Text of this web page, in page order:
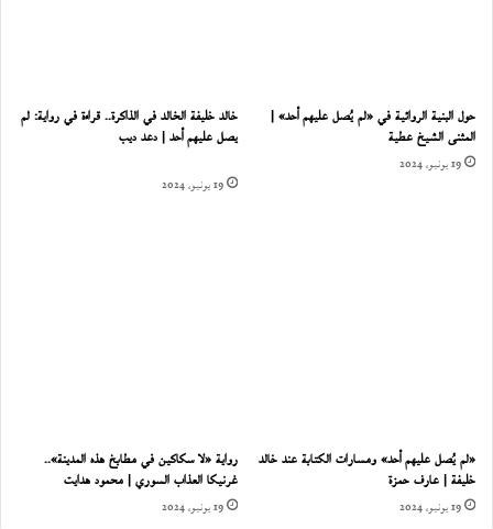
حول البنية الروائية في «لم يُصل عليهم أحد» |
المثنى الشيخ عطية
19 يونيو، 2024
خالد خليفة الخالد في الذاكرة.. قراءة في رواية: لم
يصل عليهم أحد | دعد ديب
19 يونيو، 2024
«لم يُصل عليهم أحد» ومسارات الكتابة عند خالد
خليفة | عارف حمزة
19 يونيو، 2024
رواية «لا سكاكين في مطابخ هذه المدينة»..
غرنيكا العذاب السوري | محمود هدايت
19 يونيو، 2024